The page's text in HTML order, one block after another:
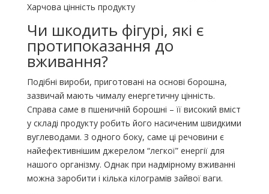
Харчова цінність продукту
Чи шкодить фігурі, які є
протипоказання до
вживання?
Подібні вироби, приготовані на основі борошна,
зазвичай мають чималу енергетичну цінність.
Справа саме в пшеничній борошні – її високий вміст
у складі продукту робить його насиченим швидкими
вуглеводами. З одного боку, саме ці речовини є
найефективнішим джерелом “легкої” енергії для
нашого організму. Однак при надмірному вживанні
можна заробити і кілька кілограмів зайвої ваги.